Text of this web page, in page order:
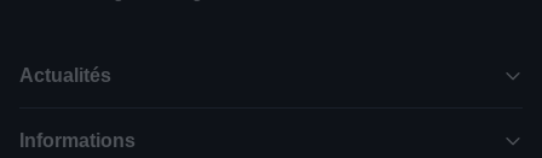
Actualités
Informations